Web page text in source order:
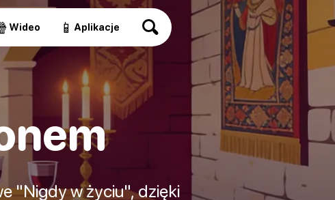
Wideo 📱 Aplikacje
"Nigdy w życiu", dzięki